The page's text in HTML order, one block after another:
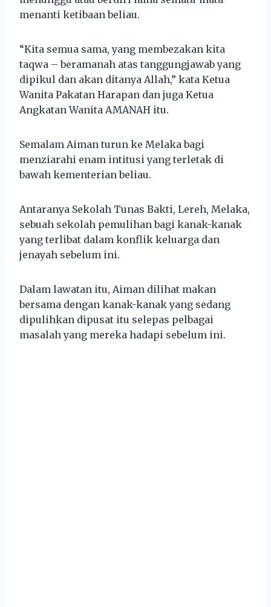
menanti ketibaan beliau.
“Kita semua sama, yang membezakan kita
taqwa – beramanah atas tanggungjawab yang
dipikul dan akan ditanya Allah,” kata Ketua
Wanita Pakatan Harapan dan juga Ketua
Angkatan Wanita AMANAH itu.
Semalam Aiman turun ke Melaka bagi
menziarahi enam intitusi yang terletak di
bawah kementerian beliau.
Antaranya Sekolah Tunas Bakti, Lereh, Melaka,
sebuah sekolah pemulihan bagi kanak-kanak
yang terlibat dalam konflik keluarga dan
jenayah sebelum ini.
Dalam lawatan itu, Aiman dilihat makan
bersama dengan kanak-kanak yang sedang
dipulihkan dipusat itu selepas pelbagai
masalah yang mereka hadapi sebelum ini.